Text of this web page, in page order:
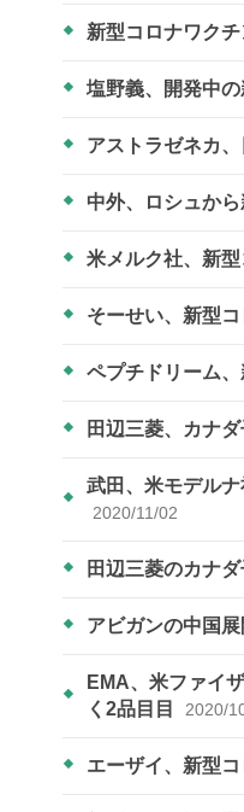
新型コロナワク
塩野義、開発中
アストラゼネカ
中外、ロシュか
米メルク社、新
そーせい、新型
ペプチドリーム
田辺三菱、カナ
武田、米モデル
2020/11/02
田辺三菱のカナ
アビガンの中国
EMA、米ファイ
く2品目目
2020/
エーザイ、新型